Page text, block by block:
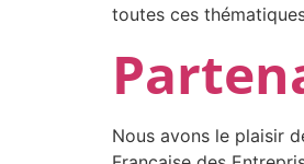
toutes ces
Nous avons le plaisir